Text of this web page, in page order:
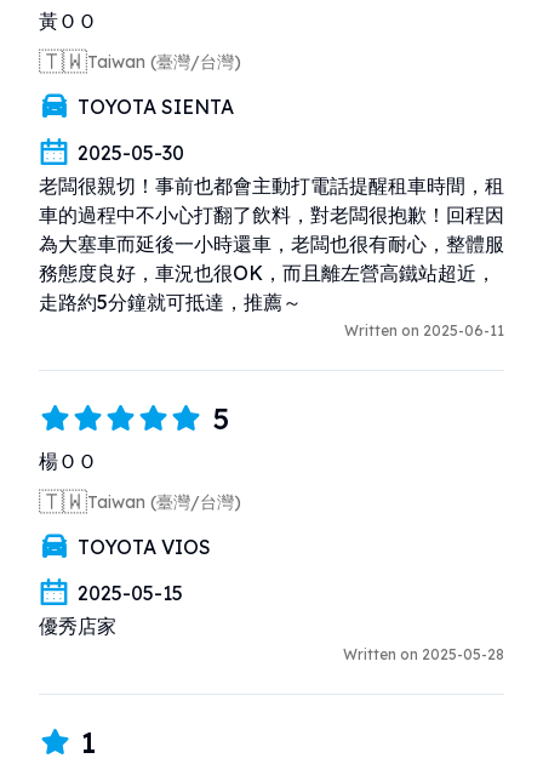
黃ＯＯ
🇹🇼Taiwan (臺灣/台灣)
TOYOTA SIENTA
2025-05-30
老闆很親切！事前也都會主動打電話提醒租車時間，租
車的過程中不小心打翻了飲料，對老闆很抱歉！回程因
為大塞車而延後一小時還車，老闆也很有耐心，整體服
務態度良好，車況也很OK，而且離左營高鐵站超近，
走路約5分鐘就可抵達，推薦～
Written on 2025-06-11
5
楊ＯＯ
🇹🇼Taiwan (臺灣/台灣)
TOYOTA VIOS
2025-05-15
優秀店家
Written on 2025-05-28
1